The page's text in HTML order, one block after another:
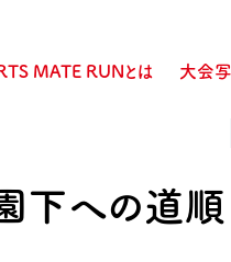
MATE RUNとは 大会
下への道順